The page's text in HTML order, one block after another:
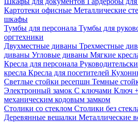
Картотеки офисные Металлические
шкафы
Тумбы для персонала Тумбы для
оргтехники
Двухместные диваны Трехместные
диваны Угловые диваны Мягкие
Кресла для персонала
кресла Кресла для посетителей
Светлые стойки ресепшн Темные
Электронный замок С ключами Ключ
механическим кодовым замком
Столики со стеклом Столики без
Деревянные вешалки Металлические